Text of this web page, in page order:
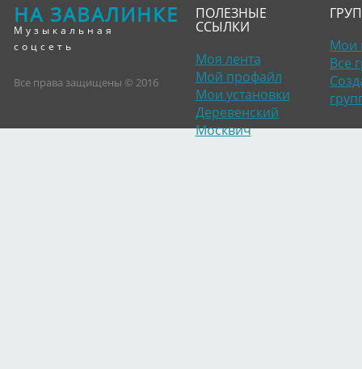
НА ЗАВАЛИНКЕ
Музыкальная
соцсеть
Все права защищены © 2016
ПОЛЕЗНЫЕ
ССЫЛКИ
Моя лента
Мой профайл
Мои установки
Деревенский
Москвич
Мои
Все